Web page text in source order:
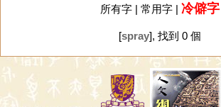
所有字| 常用字| 冷僻字
[spray], 找到 0 個